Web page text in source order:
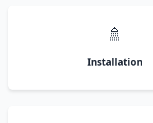
🚿
Installation